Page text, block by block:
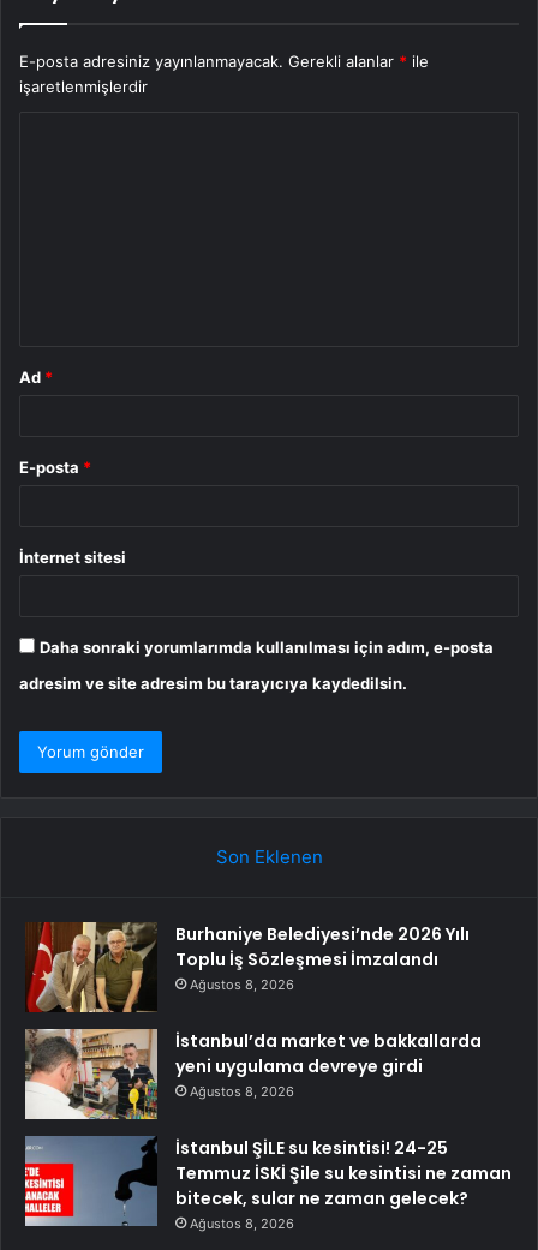
E-posta adresiniz yayınlanmayacak. Gerekli alanlar * ile
işaretlenmişlerdir
Ad *
E-posta *
İnternet sitesi
Daha sonraki yorumlarımda kullanılması için adım, e-posta
adresim ve site adresim bu tarayıcıya kaydedilsin.
Son Eklenen
Burhaniye Belediyesi’nde 2026 Yılı
Toplu İş Sözleşmesi İmzalandı
Ağustos 8, 2026
İstanbul’da market ve bakkallarda
yeni uygulama devreye girdi
Ağustos 8, 2026
İstanbul ŞİLE su kesintisi! 24-25
Temmuz İSKİ Şile su kesintisi ne zaman
bitecek, sular ne zaman gelecek?
Ağustos 8, 2026